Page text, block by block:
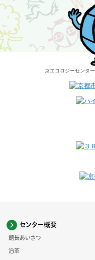
京エコロジーセンター
センター概要
館長あいさつ
沿革